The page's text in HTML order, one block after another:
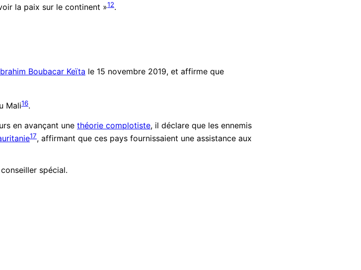
la paix sur le continent »12.
Boubacar Keïta le 15 novembre 2019, et affirme que
Mali16.
en avançant une théorie complotiste, il déclare que les ennemis
17, affirmant que ces pays fournissaient une assistance aux
spécial.